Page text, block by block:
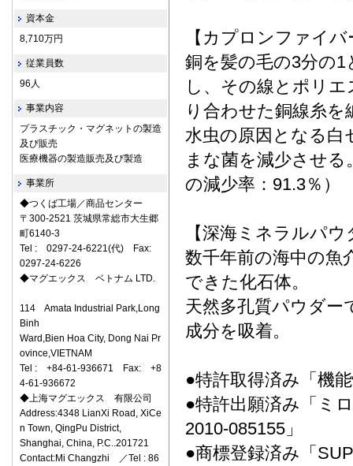
【カプロンファイバ
銅を髪の毛の3分の
し、その線とポリ
り合わせた銅線糸
水虫の原因となる白
まな菌を減少させ
の減少率：91.3％）
【深海ミネラルパウ
数千年前の海中の魚
できた化石体。
天然多孔質パウダー
成分を吸着。
●特許取得済み「機
●特許出願済み「ミ
2010-085155」
●商標登録済み「
資本金
8,710万円
従業員数
96人
事業内容
プラスチック・マグネットの製造
及び販売
医療機器の製造販売及び製造
事業所
◆つくば工場／商品センター
〒300-2521 茨城県常総市大生郷
町6140-3
Tel : 0297-24-6221(代) Fax:
0297-24-6226
◆マグエックス ベトナム LTD.
114 Amata Industrial Park,Long
Binh
Ward,Bien Hoa City, Dong Nai Pr
ovince,VIETNAM
Tel : +84-61-936671 Fax: +8
4-61-936672
◆上海マグエックス 有限公司
Address:4348 LianXi Road, XiCe
n Town, QingPu District,
Shanghai, China, P.C..201721
Contact:Mi Changzhi ／Tel : 86